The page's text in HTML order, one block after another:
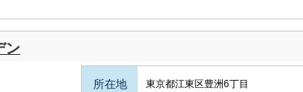
ン
所在地 東京都江東区豊洲6丁目